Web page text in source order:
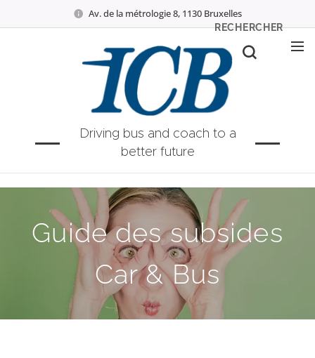
Av. de la métrologie 8, 1130 Bruxelles
Driving bus and coach to a
better future
RECHERCHER
Guide des subsides
Car & Bus